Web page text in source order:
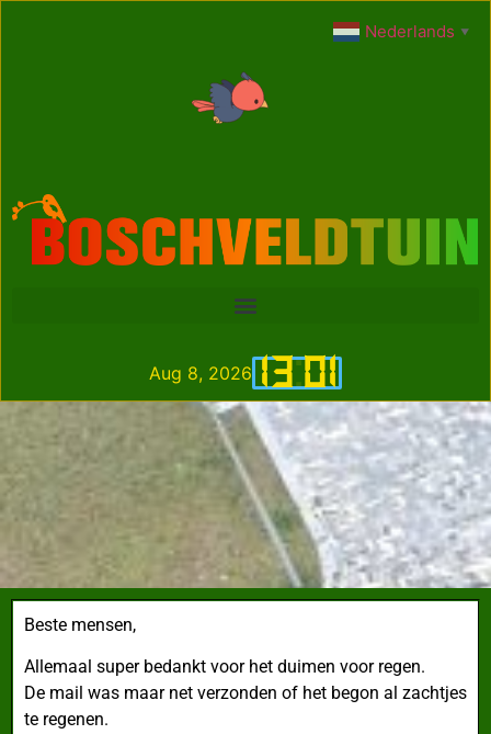
13:01
Aug 8, 2026
Beste mensen,
Allemaal super bedankt voor het duimen voor regen.
De mail was maar net verzonden of het begon al zachtjes
te regenen.
Nederlands ▼